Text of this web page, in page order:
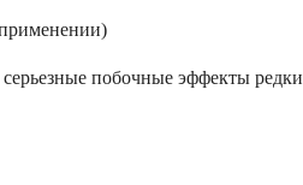
побочные эффекты